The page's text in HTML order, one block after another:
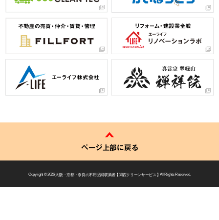
ページ上部に戻る
Copyright © 2026大阪・京都・奈良の不用品回収業者 【 関西クリーンサービス 】 All Rights Reserved.